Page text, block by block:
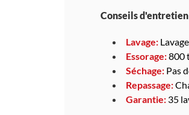
Conseils d'entretien
Lavage:
Essorage:800
Séchage: Pas
Repassage:
Garantie: 35